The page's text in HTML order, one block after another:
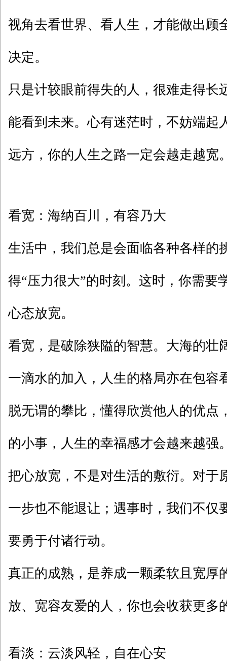
视角去看世界、看人生，才能做出顾
决定。
只是计较眼前得失的人，很难走得长
能看到未来。心有迷茫时，不妨端起
远方，你的人生之路一定会越走越宽
看宽：海纳百川，有容乃大
生活中，我们总是会面临各种各样的
得“压力很大”的时刻。这时，你需要
心态放宽。
看宽，是破除狭隘的智慧。大海的壮
一滴水的加入，人生的格局亦在包容
脱无谓的攀比，懂得欣赏他人的优点
的小事，人生的幸福感才会越来越强
把心放宽，不是对生活的敷衍。对于
一步也不能退让；遇事时，我们不仅
要勇于付诸行动。
真正的成熟，是养成一颗柔软且宽厚
放、宽容友爱的人，你也会收获更多
看淡：云淡风轻，自在心安